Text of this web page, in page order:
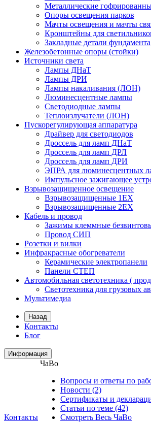
Металлические
Опоры освещения парков
Мачты освещения и мачты
Кронштейны для
Закладные детали фундамента
Железобетонные опоры (стойки)
Источники света
Лампы ДНаТ
Лампы ДРИ
Лампы накаливания (ЛОН)
Люминесцентные лампы
Светодиодные лампы
Теплоизлучатели (ЛОН)
Пускорегулирующая аппаратура
Драйвер для светодиодов
Дроссель для ламп ДНаТ
Дроссель для ламп ДРЛ
Дроссель для ламп ДРИ
ЭПРА для люминесцентных
Импульсное зажигающее
Взрывозащищенное освещение
Взрывозащищенные 1ЕХ
Взрывозащищенные 2ЕХ
Кабель и провод
Зажимы клеммные
Провод СИП
Розетки и вилки
Инфракрасные обогреватели
Керамические электропанели
Панели CТЕП
Автомобильная светотехника (
Светотехника для грузовых
Мультимедиа
Назад
Контакты
Блог
Информация
Контакты
ЧаВо
Вопросы и ответы по
Новости (2)
Сертификаты и
Статьи по теме (42)
Смотреть Весь ЧаВо